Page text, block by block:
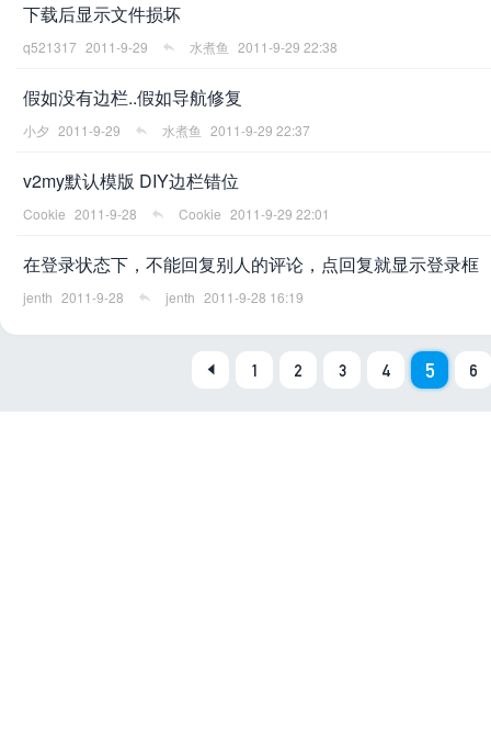
下载后显示文件损坏
q521317 2011-9-29 水煮鱼 2011-9-29 22:38
假如没有边栏..假如导航修复
小夕 2011-9-29 水煮鱼 2011-9-29 22:37
v2my默认模版 DIY边栏错位
Cookie 2011-9-28 Cookie 2011-9-29 22:01
在登录状态下，不能回复别人的评论，点回复就显示登录框
jenth 2011-9-28 jenth 2011-9-28 16:19
1 2 3 4 5 6